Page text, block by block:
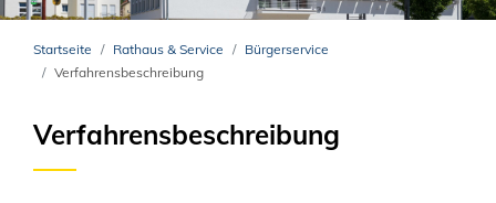
Startseite Rathaus & Service
Bürgerservice
Verfahrensbeschreibung
Verfahrensbeschreibung